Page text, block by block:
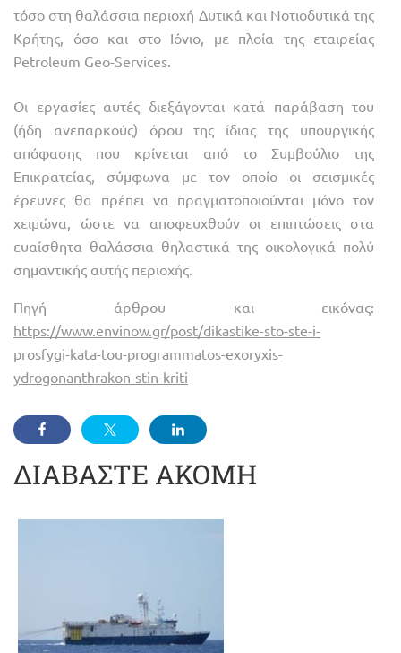
τόσο στη θαλάσσια περιοχή Δυτικά και Νοτιοδυτικά της
Κρήτης, όσο και στο Ιόνιο, με πλοία της εταιρείας
Petroleum Geo-Services.
Οι εργασίες αυτές διεξάγονται κατά παράβαση του
(ήδη ανεπαρκούς) όρου της ίδιας της υπουργικής
απόφασης που κρίνεται από το Συμβούλιο της
Επικρατείας, σύμφωνα με τον οποίο οι σεισμικές
έρευνες θα πρέπει να πραγματοποιούνται μόνο τον
χειμώνα, ώστε να αποφευχθούν οι επιπτώσεις στα
ευαίσθητα θαλάσσια θηλαστικά της οικολογικά πολύ
σημαντικής αυτής περιοχής.
Πηγή άρθρου και εικόνας:
https://www.envinow.gr/post/dikastike-sto-ste-i-
prosfygi-kata-tou-programmatos-exoryxis-
ydrogonanthrakon-stin-kriti
ΔΙΑΒΑΣΤΕ ΑΚΟΜΗ